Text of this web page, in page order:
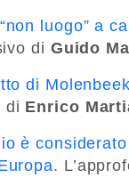
luogo” a
di Guido
di Molenbeek
di Enrico
è considerato
.